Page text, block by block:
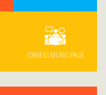
CONSEILS MUNICIPAUX